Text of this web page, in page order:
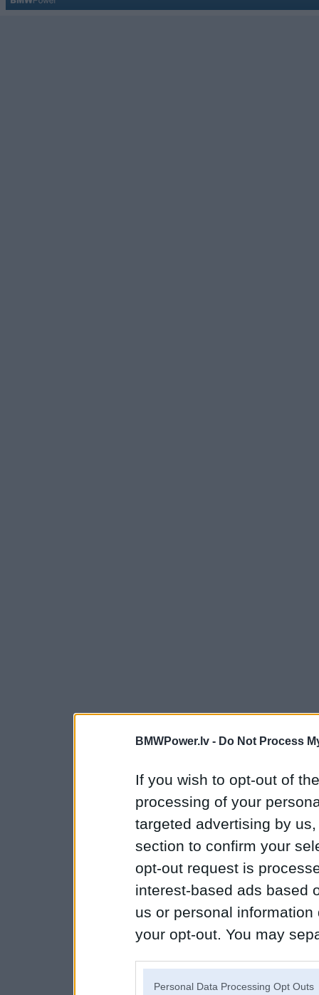
BMWPower.lv - Do Not Process
If you wish to opt-out of
processing of your
targeted advertising by
section to confirm your
opt-out request is
interest-based ads based
us or personal
your opt-out. You may
Personal Data Processing Opt Outs